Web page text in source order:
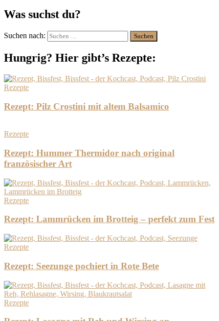
Was suchst du?
Suchen nach:
Hungrig? Hier gibt’s Rezepte:
Rezepte
Rezept: Pilz Crostini mit altem Balsamico
Rezepte
Rezept: Hummer Thermidor nach original
französischer Art
Rezepte
Rezept: Lammrücken im Brotteig – perfekt zum Fest
Rezepte
Rezept: Seezunge pochiert in Rote Bete
Rezepte